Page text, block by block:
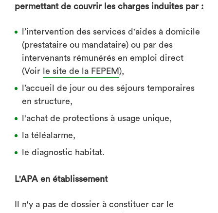
permettant de couvrir les charges induites par :
l’intervention des services d'aides à domicile
(prestataire ou mandataire) ou par des
intervenants rémunérés en emploi direct
(Voir le site de la FEPEM),
l’accueil de jour ou des séjours temporaires
en structure,
l'achat de protections à usage unique,
la téléalarme,
le diagnostic habitat.
L'APA en établissement
Il n'y a pas de dossier à constituer car le